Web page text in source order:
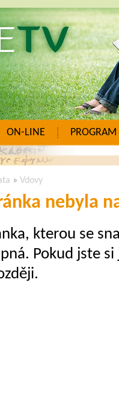
ON-LINE PROGRAM
» Vdovy
nebyla
kterou se
Pokud jste